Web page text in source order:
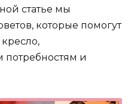
статье мы
которые помогут
потребностям и